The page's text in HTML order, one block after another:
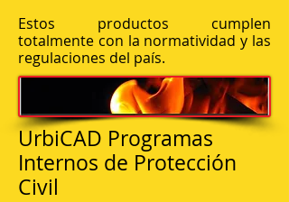
Estos productos cumplen
totalmente con la normatividad y las
regulaciones del país.
UrbiCAD Programas
Internos de Protección
Civil